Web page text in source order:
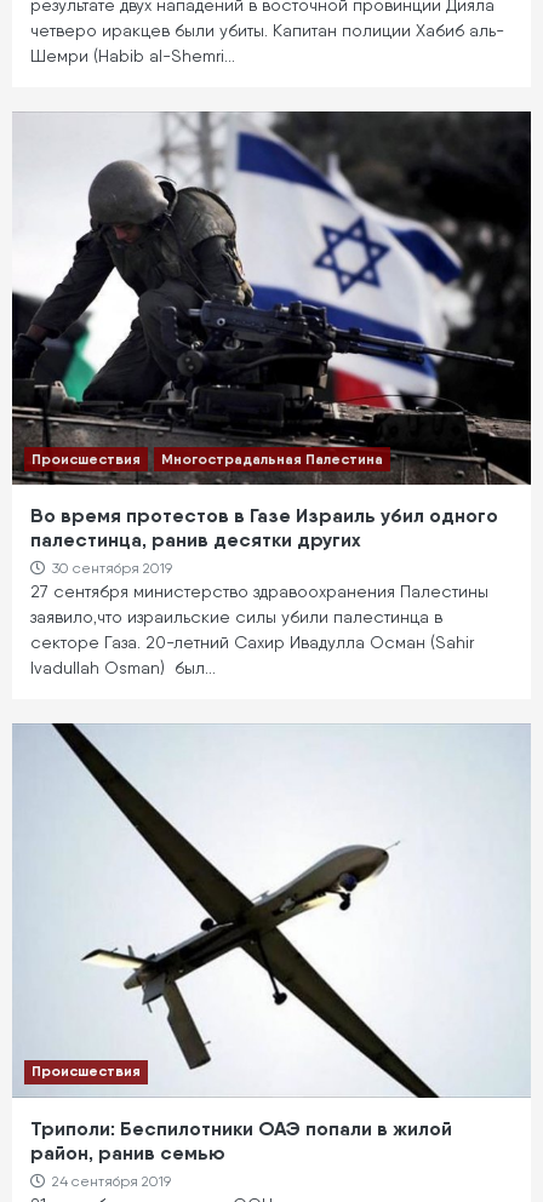
результате двух нападений в восточной провинции Дияла
четверо иракцев были убиты. Капитан полиции Хабиб аль-
Шемри (Habib al-Shemri…
Происшествия Многострадальная Палестина
Во время протестов в Газе Израиль убил одного
палестинца, ранив десятки других
30 сентября 2019
27 сентября министерство здравоохранения Палестины
заявило,что израильские силы убили палестинца в
секторе Газа. 20-летний Сахир Ивадулла Осман (Sahir
Ivadullah Osman) был…
Происшествия
Триполи: Беспилотники ОАЭ попали в жилой
район, ранив семью
24 сентября 2019